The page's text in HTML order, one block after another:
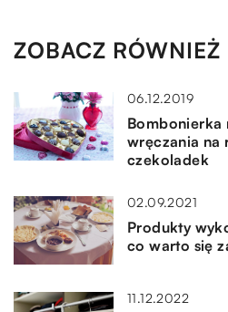
ZOBACZ RÓWNIEŻ
06.12.2019
Bombonierka
wręczania na
czekoladek
02.09.2021
Produkty
co warto się
11.12.2022